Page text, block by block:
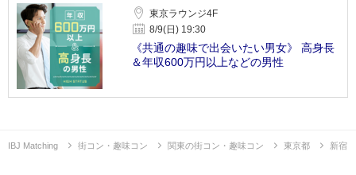
東京ラウンジ4F
8/9(日) 19:30
《共通の趣味で出会いたい男女》 高身長
＆年収600万円以上などの男性
IBJ Matching 街コン・趣味コン 関東の街コン・趣味コン 東京都 新宿